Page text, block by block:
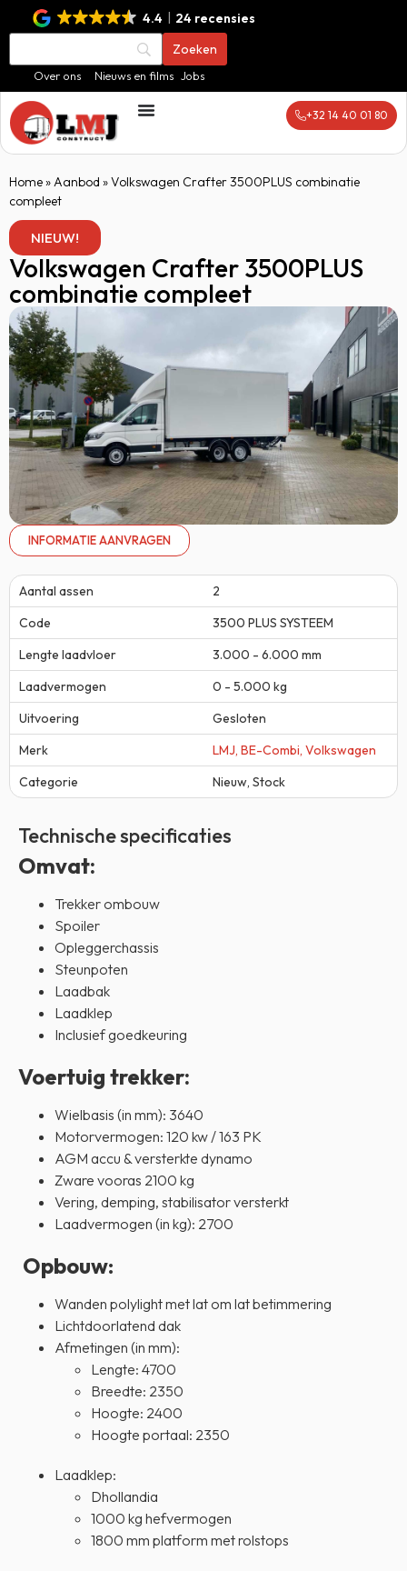
4.4 24 recensies
Over ons Nieuws en films Jobs
+32 14 40 01 80
Home»Aanbod »Volkswagen Crafter 3500PLUS combinatie
compleet
NIEUW!
Volkswagen Crafter 3500PLUS
combinatie compleet
INFORMATIE AANVRAGEN
Aantal assen
2
Code
3500 PLUS SYSTEEM
Lengte laadvloer
3.000 - 6.000 mm
Laadvermogen
0 - 5.000 kg
Uitvoering
Gesloten
Merk
LMJ, BE-Combi, Volkswagen
Categorie
Nieuw, Stock
Technische specificaties
Omvat:
Trekker ombouw
Spoiler
Opleggerchassis
Steunpoten
Laadbak
Laadklep
Inclusief goedkeuring
Voertuig trekker:
Wielbasis (in mm): 3640
Motorvermogen: 120 kw / 163 PK
AGM accu & versterkte dynamo
Zware vooras 2100 kg
Vering, demping, stabilisator versterkt
Laadvermogen (in kg): 2700
Opbouw:
Wanden polylight met lat om lat betimmering
Lichtdoorlatend dak
Afmetingen (in mm):
Lengte: 4700
Breedte: 2350
Hoogte: 2400
Hoogte portaal: 2350
Laadklep:
Dhollandia
1000 kg hefvermogen
1800 mm platform met rolstops